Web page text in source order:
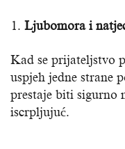
Ljubomora i
Kad se prijateljstvo
uspjeh jedne strane
prestaje biti sigurno
iscrpljujuć.